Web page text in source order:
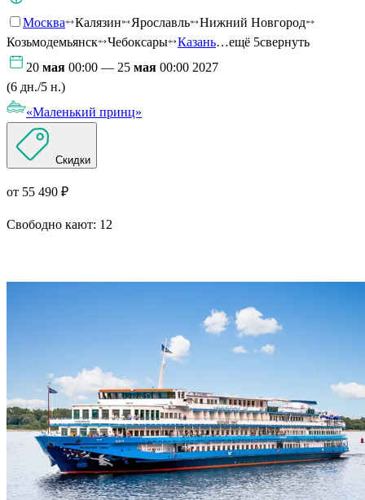
Москва Калязин Ярославль
Нижний Новгород
Козьмодемьянск
Чебоксары Казань…ещё 5свернуть
20 мая 00:00 — 25 мая 00:00 2027
(6 дн./5 н.)
«Маленький принц»
Скидки
от 55 490 ₽
Свободно кают: 12